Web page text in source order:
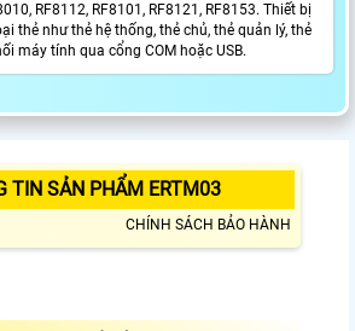
RF8112, RF8101, RF8121, RF8153. Thiết bị
thẻ như thẻ hệ thống, thẻ chủ, thẻ quản lý, thẻ
máy tính qua cổng COM hoặc USB.
TIN SẢN PHẨM ERTM03
CHÍNH SÁCH BẢO HÀNH